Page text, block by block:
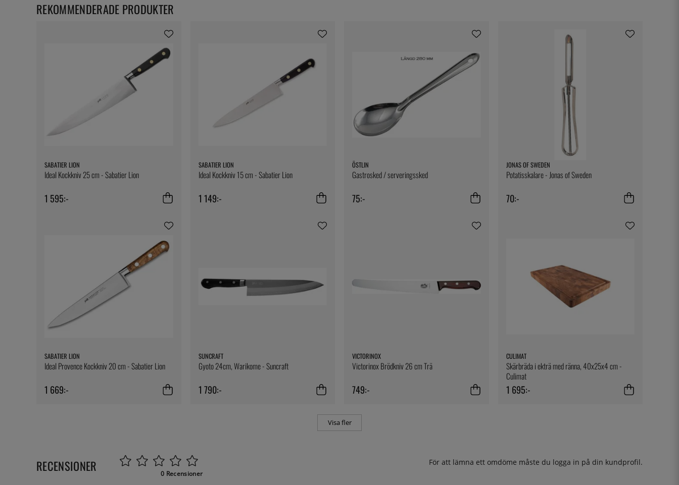
SABATIER LION
Ideal Kockkniv 25 cm - Sabatier Lion
1 595:-
SABATIER LION
Ideal Kockkniv 15 cm - Sabatier Lion
1 149:-
ÖSTLIN
Gastrosked / serveringssked
75:-
JONAS OF SWEDEN
Potatisskalare - Jonas of Sweden
70:-
SABATIER LION
Ideal Provence Kockkniv 20 cm - Sabatier Lion
1 669:-
SUNCRAFT
Gyoto 24cm, Warikome - Suncraft
1 790:-
VICTORINOX
Victorinox Brödkniv 26 cm Trä
749:-
CULIMAT
Skärbräda i ekträ med ränna, 40x25x4 cm -
Culimat
1 695:-
Visa fler
REKOMMENDERADE PRODUKTER
RECENSIONER 0 Recensioner
För att lämna ett omdöme måste du logga in på din kundprofil.